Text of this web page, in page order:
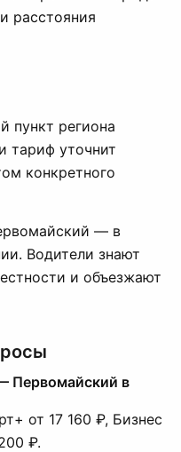
расстояния
пункт региона
тариф уточнит
конкретного
— в
Водители знают
и объезжают
Первомайский в
от 17 160 ₽, Бизнес
₽.